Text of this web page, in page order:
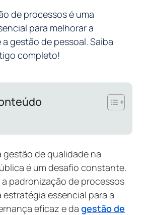
de processos é uma
para melhorar a
gestão de pessoal. Saiba
completo!
gestão de qualidade na
é um desafio constante.
padronização de processos
estratégia essencial para a
eficaz e da gestão de